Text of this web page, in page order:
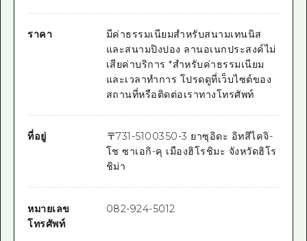
ราคา
มีค่าธรรมเนียมสำหรับสนามเทนนิส
และสนามปิงปอง ลานอเนกประสงค์ไม่
เสียค่าบริการ *สำหรับค่าธรรมเนียม
และเวลาทำการ โปรดดูที่เว็บไซต์ของ
สถานที่หรือติดต่อเราทางโทรศัพท์
ที่อยู่ 〒731-5100350-3 ยาซุอิดะ อิทสึไคจิ-
โช ซาเอกิ-คุ เมืองฮิโรชิมะ จังหวัดฮิโร
ชิม่า
หมายเลข
โทรศัพท์
082-924-5012